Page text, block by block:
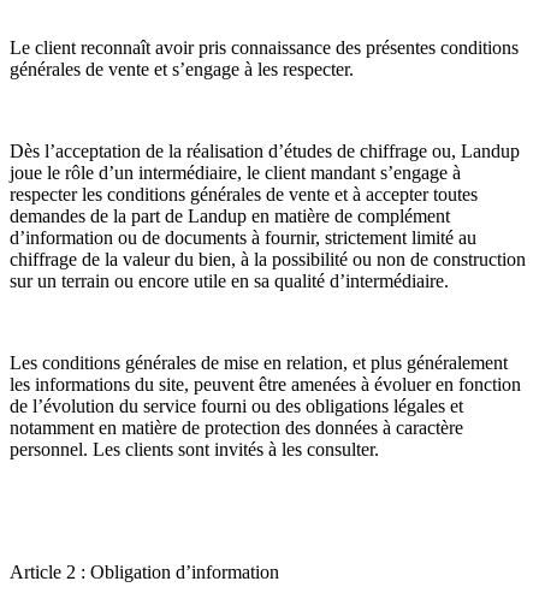
Le client reconnaît avoir pris connaissance des présentes conditions
générales de vente et s’engage à les respecter.
Dès l’acceptation de la réalisation d’études de chiffrage ou, Landup
joue le rôle d’un intermédiaire, le client mandant s’engage à
respecter les conditions générales de vente et à accepter toutes
demandes de la part de Landup en matière de complément
d’information ou de documents à fournir, strictement limité au
chiffrage de la valeur du bien, à la possibilité ou non de construction
sur un terrain ou encore utile en sa qualité d’intermédiaire.
Les conditions générales de mise en relation, et plus généralement
les informations du site, peuvent être amenées à évoluer en fonction
de l’évolution du service fourni ou des obligations légales et
notamment en matière de protection des données à caractère
personnel. Les clients sont invités à les consulter.
Article 2 : Obligation d’information